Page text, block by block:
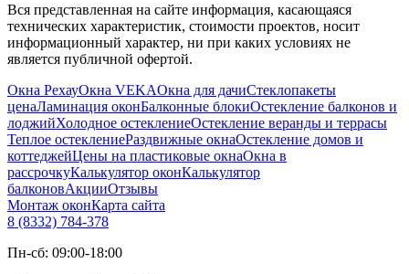
Вся представленная на сайте информация, касающаяся
технических характеристик, стоимости проектов, носит
информационный характер, ни при каких условиях не
является публичной офертой.
Окна РехауОкна VEKAОкна для дачиСтеклопакеты
ценаЛаминация оконБалконные блокиОстекление балконов и
лоджийХолодное остеклениеОстекление веранды и террасы
Теплое остеклениеРаздвижные окнаОстекление домов и
коттеджейЦены на пластиковые окнаОкна в
рассрочкуКалькулятор оконКалькулятор
балконовАкцииОтзывы
Монтаж оконКарта сайта
8 (8332) 784-378
Пн-сб: 09:00-18:00